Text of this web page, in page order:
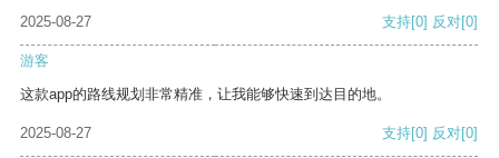
2025-08-27
支持[0] 反对[0]
游客
这款app的路线规划非常精准，让我能够快速到达目的地。
2025-08-27 支持[0] 反对[0]